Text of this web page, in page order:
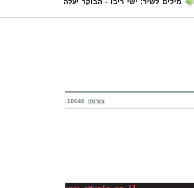
מילים לשיר: ישי ריבו - הבוקר יעלה
צפיות: